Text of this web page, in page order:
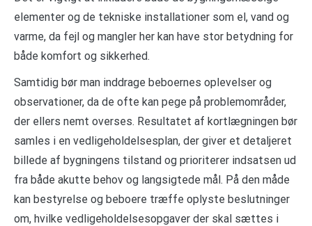
elementer og de tekniske installationer som el, vand og
varme, da fejl og mangler her kan have stor betydning for
både komfort og sikkerhed.
Samtidig bør man inddrage beboernes oplevelser og
observationer, da de ofte kan pege på problemområder,
der ellers nemt overses. Resultatet af kortlægningen bør
samles i en vedligeholdelsesplan, der giver et detaljeret
billede af bygningens tilstand og prioriterer indsatsen ud
fra både akutte behov og langsigtede mål. På den måde
kan bestyrelse og beboere træffe oplyste beslutninger
om, hvilke vedligeholdelsesopgaver der skal sættes i